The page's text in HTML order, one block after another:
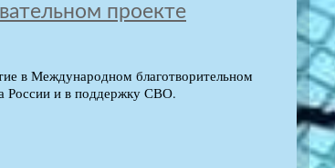
проекте
в Международном благотворительном
России и в поддержку СВО.